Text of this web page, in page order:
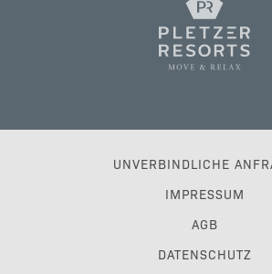
UNVERBINDLICHE
IMPRESSUM
AGB
DATENSCHUTZ